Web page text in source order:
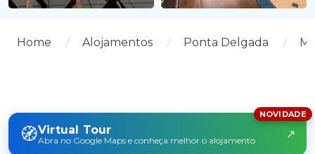
Home Alojamentos Ponta Delgada
🧭Virtual Tour
Abra no Google Maps e conheça melhor o alojamento
NOVIDADE
↗